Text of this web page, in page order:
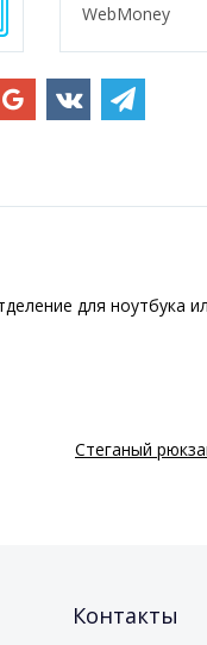
WebMoney
для ноутбука
Стеганый
Контакты